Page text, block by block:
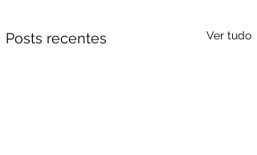
Posts recentes Ver tudo